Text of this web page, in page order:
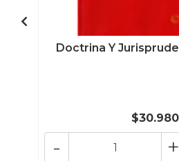
Doctrina Y
$30.980
+
-